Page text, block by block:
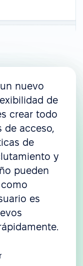
nuevo
de
crear todo
de acceso,
de
y
pueden
es